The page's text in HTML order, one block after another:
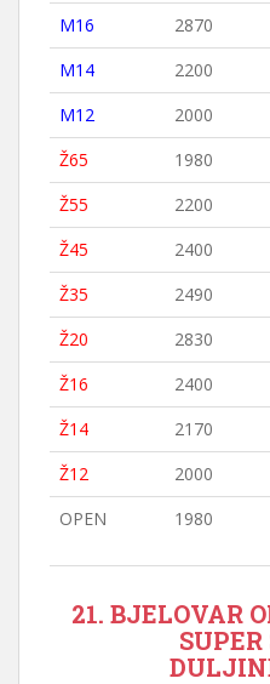
M16
2870
M14
2200
M12
2000
Ž65
1980
Ž55
2200
Ž45
2400
Ž35
2490
Ž20
2830
Ž16
2400
Ž14
2170
Ž12
2000
OPEN
1980
21. BJELOVAR